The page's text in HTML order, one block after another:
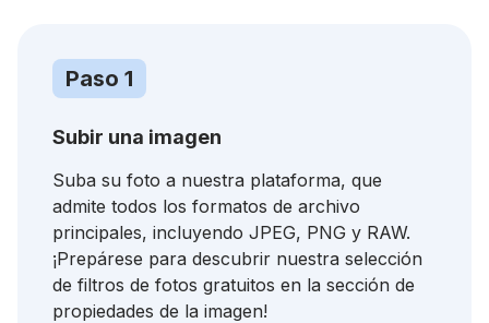
Paso 1
Subir una imagen
Suba su foto a nuestra plataforma, que
admite todos los formatos de archivo
principales, incluyendo JPEG, PNG y RAW.
¡Prepárese para descubrir nuestra selección
de filtros de fotos gratuitos en la sección de
propiedades de la imagen!